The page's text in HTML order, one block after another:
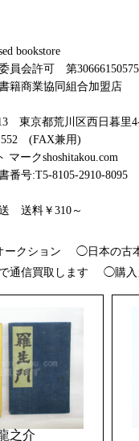
bookstore
員会許可 第
籍商業協同組合加盟店
東京都荒川区西日暮里
(FAX兼用)
マークshoshitakou.com
番号:T5-8105-2910-8095
送料￥310～
ークション
◯日本の古
通信買取します
◯購入
之介